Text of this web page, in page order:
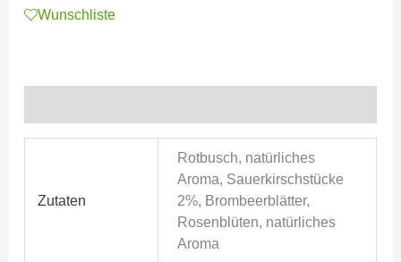
Wunschliste
Zutaten
Rotbusch, natürliches
Aroma, Sauerkirschstücke
2%, Brombeerblätter,
Rosenblüten, natürliches
Aroma